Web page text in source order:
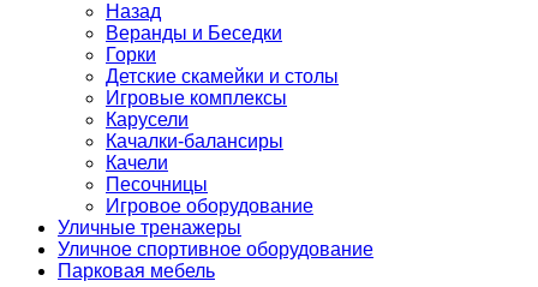
Назад
Веранды и Беседки
Горки
Детские скамейки и столы
Игровые комплексы
Карусели
Качалки-балансиры
Качели
Песочницы
Игровое оборудование
Уличные тренажеры
Уличное спортивное оборудование
Парковая мебель